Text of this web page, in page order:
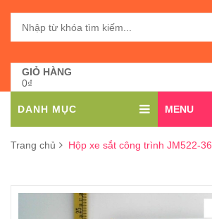
GIỎ HÀNG
0₫
DANH MỤC MENU
Trang chủ Hộp xe sắt công trình JM522-36